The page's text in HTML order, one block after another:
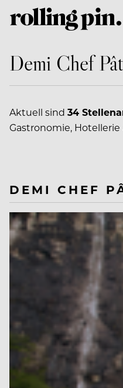
Demi Chef
Aktuell sind 34
Gastronomie,
DEMI CHEF